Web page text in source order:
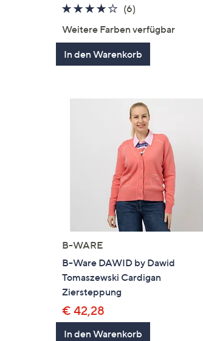
3.8
5
(6)6
Weitere Farben verfügbar
In den Warenkorb
B-WARE
B-Ware DAWID by Dawid
Tomaszewski Cardigan
Ziersteppung
€ 42,28
In den Warenkorb